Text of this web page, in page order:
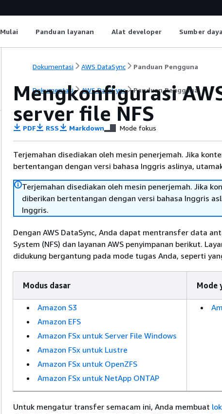
Mulai Panduan layanan Alat developer Sumber
Dokumentasi AWS DataSync Panduan Pengguna
Dokumentasi AWS DataSync Panduan Pengguna
Mengkonfigurasi
server file NFS
PDF RSS Markdown Mode fokus
Terjemahan disediakan oleh mesin penerjemah. Jika
bertentangan dengan versi bahasa Inggris aslinya,
Terjemahan disediakan oleh mesin penerjemah. Jika
diberikan bertentangan dengan versi bahasa Inggris
Inggris.
Dengan AWS DataSync, Anda dapat mentransfer data
System (NFS) dan layanan AWS penyimpanan berikut.
didukung bergantung pada mode tugas Anda, seperti
Modus dasar Mode
Amazon S3
Amazon EFS
Amazon FSx untuk Server File Windows
Amazon FSx untuk Lustre
Amazon FSx untuk OpenZFS
Amazon FSx untuk NetApp ONTAP
Untuk mengatur transfer semacam ini, Anda membuat